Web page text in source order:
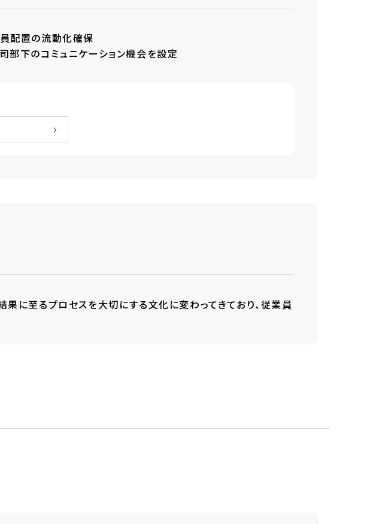
配置の流動化確保
部下のコミュニケーション機会を設定
果に至るプロセスを大切にする文化に変わってきており、従業員